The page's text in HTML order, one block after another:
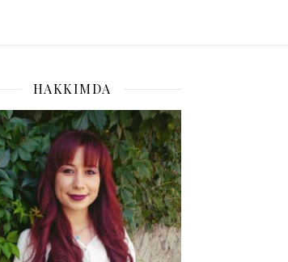
HAKKIMDA